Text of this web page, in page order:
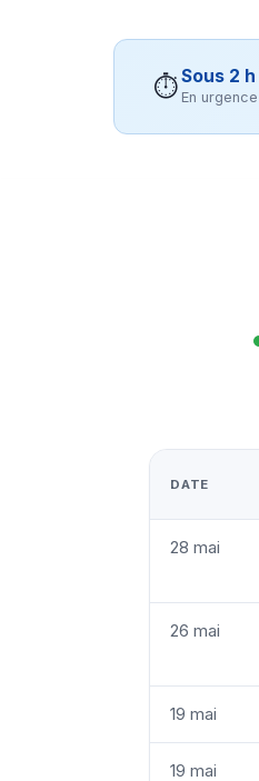
⏱Sous 2 h
En urgence
DATE
28 mai
26 mai
19 mai
19 mai